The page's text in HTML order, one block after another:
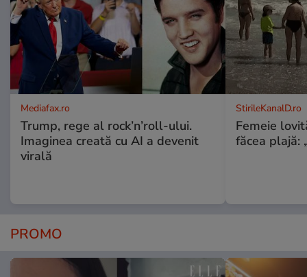
Mediafax.ro
Trump, rege al rock’n’roll-ului.
Imaginea creată cu AI a devenit
virală
StirileKanalD.ro
Femeie
făcea plajă:
PROMO